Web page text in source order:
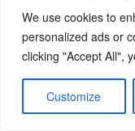
We use cookies to
personalized ads or
clicking "Accept All",
Customize
проглотить, с
Отхаркивание
Аппетит
—
Гнилостный,